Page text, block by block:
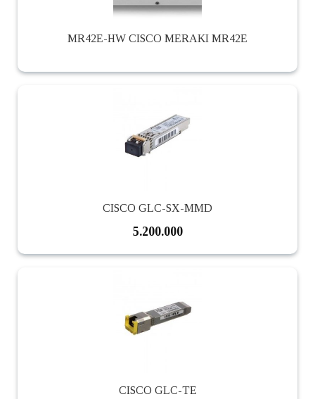
MR42E-HW CISCO MERAKI MR42E
CISCO GLC-SX-MMD
5.200.000
CISCO GLC-TE